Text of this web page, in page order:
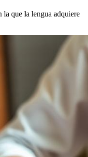
la que la lengua adquiere